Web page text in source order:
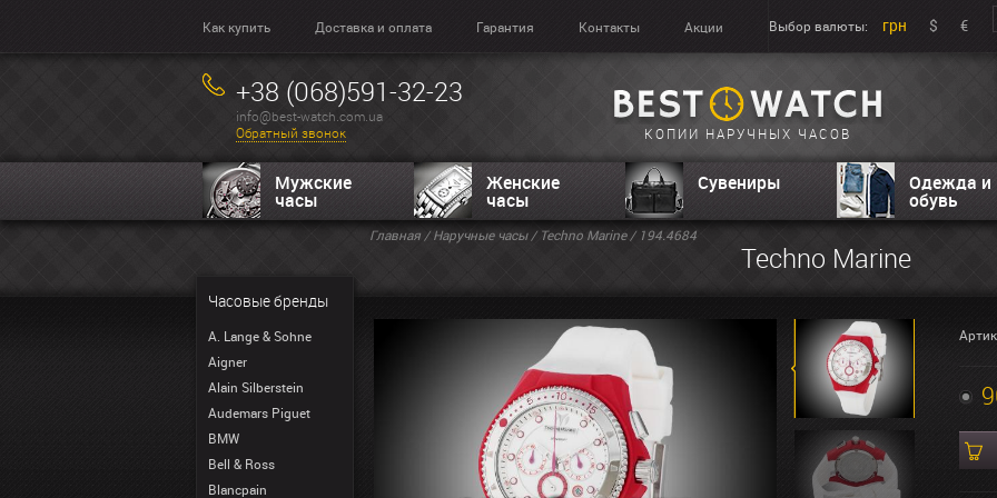
Как купить Доставка и оплата Гарантия Контакты Акции Выбор валюты: грн $ €
+38 (068)591-32-23
info@best-watch.com.ua
Обратный звонок
КОПИИ НАРУЧНЫХ ЧАСОВ
Мужские
часы
Женские
часы
Сувениры Одежда и
обувь
Часовые бренды
A. Lange & Sohne
Aigner
Alain Silberstein
Audemars Piguet
BMW
Bell & Ross
Blancpain
Главная/Наручные часы/ Techno Marine/ 194.4684
Techno Marine